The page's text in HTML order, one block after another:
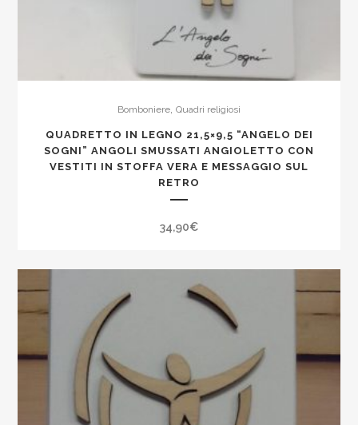
Bomboniere Quadri religiosi
QUADRETTO IN LEGNO 21,5×9,5 “ANGELO DEI
SOGNI” ANGOLI SMUSSATI ANGIOLETTO CON
VESTITI IN STOFFA VERA E MESSAGGIO SUL
RETRO
34,90€